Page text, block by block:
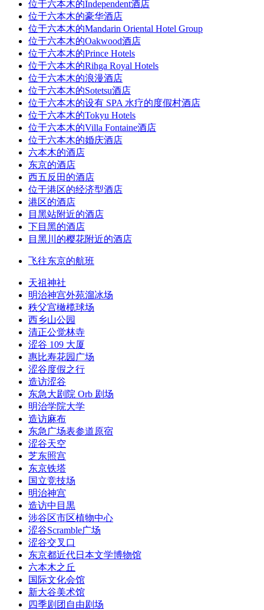
位于六本木的Independent酒店
位于六本木的豪华酒店
位于六本木的Mandarin Oriental Hotel Group
位于六本木的Oakwood酒店
位于六本木的Prince Hotels
位于六本木的Rihga Royal Hotels
位于六本木的浪漫酒店
位于六本木的Sotetsu酒店
位于六本木的设有 SPA 水疗的度假村酒店
位于六本木的Tokyu Hotels
位于六本木的Villa Fontaine酒店
位于六本木的婚庆酒店
六本木的酒店
东京的酒店
西五反田的酒店
位于港区的经济型酒店
港区的酒店
目黑站附近的酒店
下目黑的酒店
目黑川的樱花附近的酒店
飞往东京的航班
天祖神社
明治神宫外苑溜冰场
秩父宫橄榄球场
西乡山公园
清正公觉林寺
涩谷 109 大厦
惠比寿花园广场
涩谷度假之行
造访涩谷
东急大剧院 Orb 剧场
明治学院大学
造访麻布
东急广场表参道原宿
涩谷天空
芝东照宫
东京铁塔
国立竞技场
明治神宫
造访中目黒
涉谷区市区植物中心
涩谷Scramble广场
涩谷交叉口
东京都近代日本文学博物馆
六本木之丘
国际文化会馆
新大谷美术馆
四季剧团自由剧场